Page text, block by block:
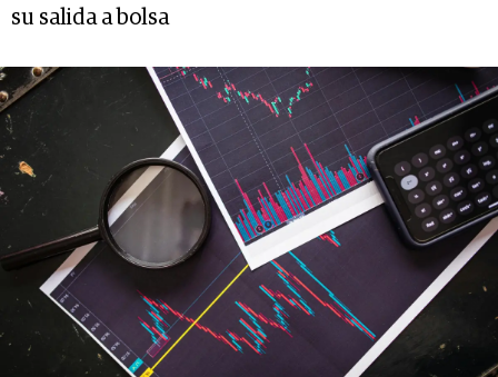
su salida a bolsa